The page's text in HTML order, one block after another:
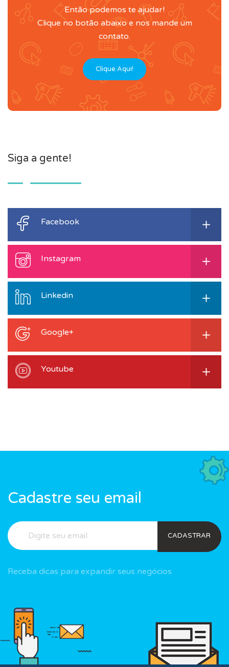
Então podemos te ajudar!
Clique no botão abaixo e nos mande um
contato.
Clique Aqui!
Siga a gente!
Facebook
Instagram
Linkedin
Google+
Youtube
Cadastre seu email
CADASTRAR
Receba dicas para expandir seus negócios